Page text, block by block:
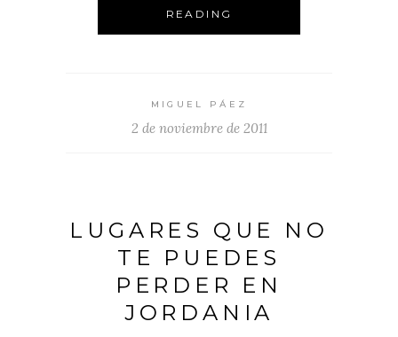
READING
MIGUEL PÁEZ
2 de noviembre de 2011
LUGARES QUE NO
TE PUEDES
PERDER EN
JORDANIA